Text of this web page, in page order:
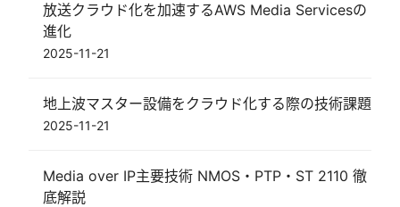
放送クラウド化を加速するAWS Media Servicesの
進化
2025-11-21
地上波マスター設備をクラウド化する際の技術課題
2025-11-21
Media over IP主要技術 NMOS・PTP・ST 2110 徹
底解説